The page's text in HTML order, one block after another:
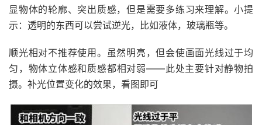
显物体的轮廓、突出质感，但是需要多练习来理解。小提
示：透明的东西可以尝试逆光，比如液体，玻璃瓶等。
顺光相对不推荐使用。虽然明亮，但会使画面光线过于均
匀，物体立体感和质感都相对弱——此处主要针对静物拍
摄。补光位置变化的效果，看图即可